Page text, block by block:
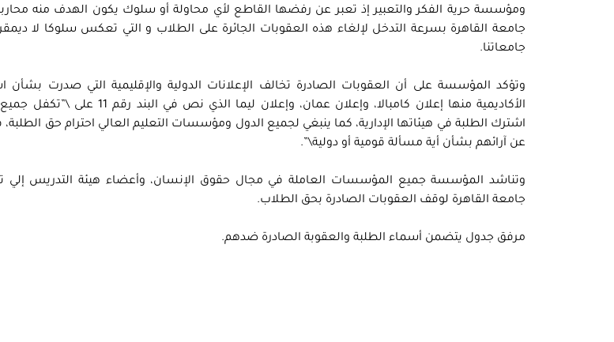
ومؤسسة حرية الفكر والتعبير إذ تعبر عن رفضها القاطع لأي محاولة أو سلوك يكون الهدف منه
جامعة القاهرة بسرعة التدخل لإلغاء هذه العقوبات الجائرة على الطلاب و التي تعكس سلوكا لا
جامعاتنا.
وتؤكد المؤسسة على أن العقوبات الصادرة تخالف الإعلانات الدولية والإقليمية التي صدرت بشأن
الأكاديمية منها إعلان كامبالا، وإعلان عمان،
اشترك الطلبة في هيئاتها الإدارية، كما ينبغي لجميع الدول ومؤسسات التعليم العالي احترام حق الطلبة،
عن آرائهم بشأن أية مسألة قومية أو دولية\”.
وتناشد المؤسسة جميع المؤسسات العاملة في مجال حقوق الإنسان، وأعضاء هيئة التدريس إلي
جامعة القاهرة لوقف العقوبات الصادرة بحق الطلاب.
مرفق جدول يتضمن أسماء الطلبة والعقوبة الصادرة ضدهم.